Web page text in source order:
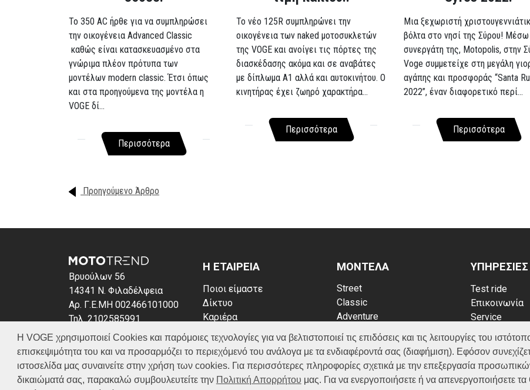
Η VOGE χρησιμοποιεί Cookies και παρόμοιες τεχνολογίες για να βελτιστοποιεί τις επιδόσεις και τις λειτουργίες του
επισκεψιμότητα του και να προσαρμόζει το περιεχόμενό του ανάλογα με τα ενδιαφέροντά σας (διαφήμιση). Εφόσον
ιστοσελίδα μας συναινείτε στην χρήση των cookies. Για περισσότερες πληροφορίες σχετικά με την επεξεργασία
δικαιώματά σας, παρακαλώ συμβουλευτείτε την Πολιτική Απορρήτου μας. Για να ενεργοποιήσετε ή να απενεργοποιήσετε
To 350 AC ήρθε για να συμπληρώσει
την οικογένεια Advanced Classic
καθώς είναι κατασκευασμένο στα
γνώριμα πλέον πρότυπα των
μοντέλων modern classic. Έτσι όπως
και στα προηγούμενα της μοντέλα η
VOGE δί...
Περισσότερα
Το νέο 125R συμπληρώνει την
οικογένεια των naked μοτοσυκλετών
της VOGE και ανοίγει τις πόρτες της
διασκέδασης ακόμα και σε αναβάτες
με δίπλωμα A1 αλλά και αυτοκινήτου. Ο
κινητήρας έχει ζωηρό χαρακτήρα...
Περισσότερα
Μια ξεχωριστή
βόλτα στο νησί της Σύρου! Μέσω
συνεργάτη της, Motopolis, στην
Voge συμμετείχε στη μεγάλη
αγάπης και προσφοράς “Santa
2022”, έναν διαφορετικό περί...
Περισσότερα
Προηγούμενο Άρθρο
Βρυούλων 56
14341 Ν. Φιλαδέλφεια
Αρ. Γ.Ε.ΜΗ 002466101000
Τηλ. 2102585991
E-mail: info@voge.gr
Η ΕΤΑΙΡΕΙΑ
Ποιοι είμαστε
Δίκτυο
Καριέρα
Πολιτική απορρήτου
Πολιτική Cookies
ΜΟΝΤΕΛΑ
Street
Classic
Adventure
ATV (Loncin)
ΥΠΗΡΕΣΙΕΣ
Test ride
Επικοινωνία
Service
Κατάλογος
FAQ